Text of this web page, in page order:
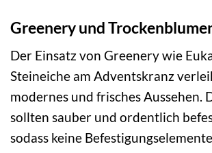
Greenery und
Der Einsatz von Greenery wie
Steineiche am Adventskranz
modernes und frisches Aussehen.
sollten sauber und ordentlich
sodass keine